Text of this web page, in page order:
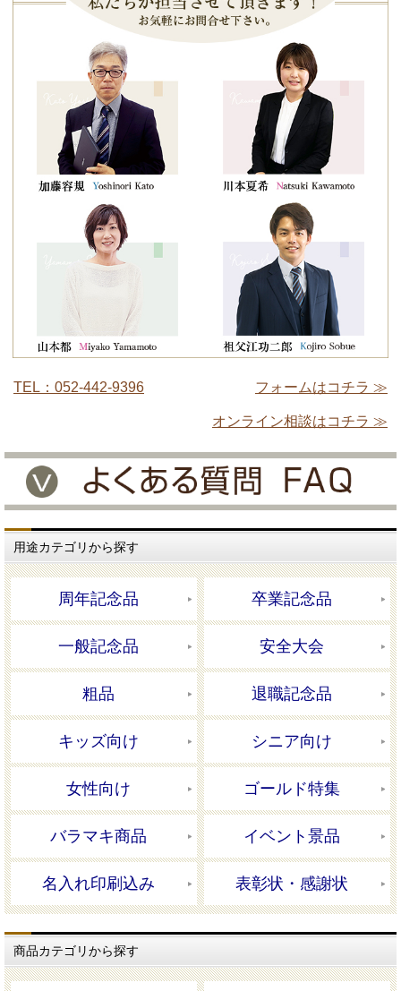
TEL：052-442-9396 フォームはコチラ ≫
オンライン相談はコチラ ≫
用途カテゴリから探す
周年記念品 卒業記念品
一般記念品 安全大会
粗品 退職記念品
キッズ向け シニア向け
女性向け ゴールド特集
バラマキ商品 イベント景品
名入れ印刷込み 表彰状・感謝状
商品カテゴリから探す